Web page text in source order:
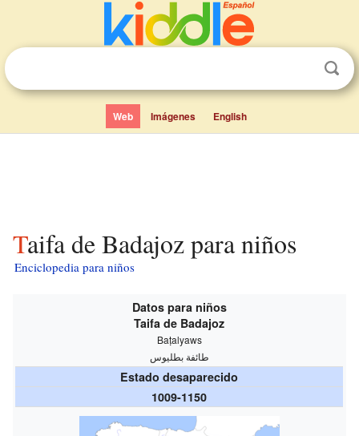
Web Imágenes English
Taifa de Badajoz para niños
Enciclopedia para niños
Datos para niños
Taifa de Badajoz
Baṭalyaws
طائفة بطليوس
Estado desaparecido
1009-1150